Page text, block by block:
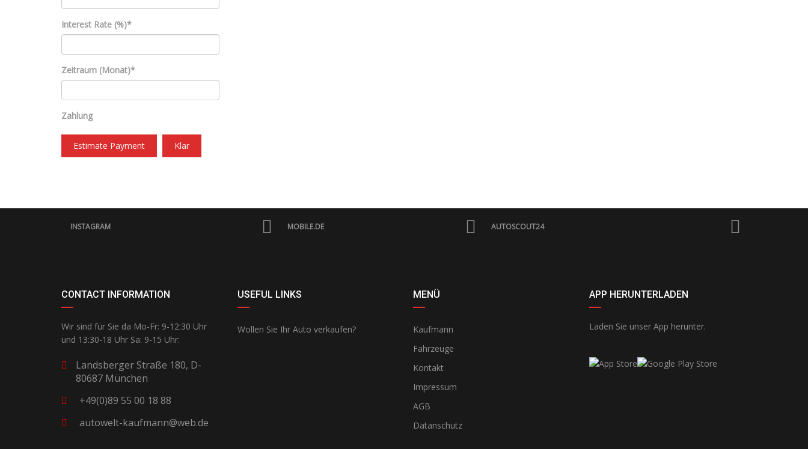
Interest Rate (%)*
Zeitraum (Monat)*
Zahlung
Estimate Payment Klar
INSTAGRAM MOBILE.DE AUTOSCOUT24
CONTACT INFORMATION
Wir sind für Sie da Mo-Fr: 9-12:30 Uhr
und 13:30-18 Uhr Sa: 9-15 Uhr:
Landsberger Straße 180, D-
80687 München
+49(0)89 55 00 18 88
autowelt-kaufmann@web.de
USEFUL LINKS
Wollen Sie Ihr Auto verkaufen?
MENÜ
Kaufmann
Fahrzeuge
Kontakt
Impressum
AGB
Datanschutz
APP HERUNTERLADEN
Laden Sie unser App herunter.